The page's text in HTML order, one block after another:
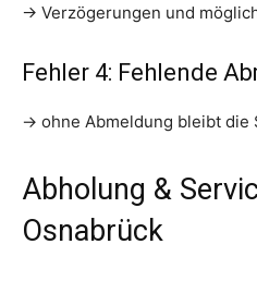
→ Verzögerungen und
Fehler 4: Fehlende
→ ohne Abmeldung bleibt die
Abholung &
Osnabrück